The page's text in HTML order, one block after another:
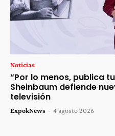
Noticias
“Por lo menos, publica
Sheinbaum defiende
televisión
ExpokNews - 4 agosto 2026